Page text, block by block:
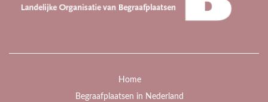
Home
Begraafplaatsen in Nederland